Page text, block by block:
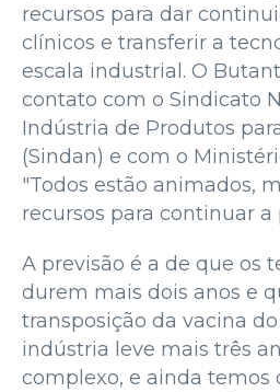
recursos para dar
clínicos e transferir a
escala industrial. O
contato com o Sindicato
Indústria de Produtos
(Sindan) e com o
"Todos estão animados,
recursos para continuar a
A previsão é a de que os
durem mais dois anos e
transposição da vacina
indústria leve mais três
complexo, e ainda temos